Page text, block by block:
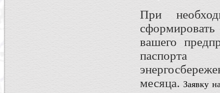
При
вашего
месяца.Заявку